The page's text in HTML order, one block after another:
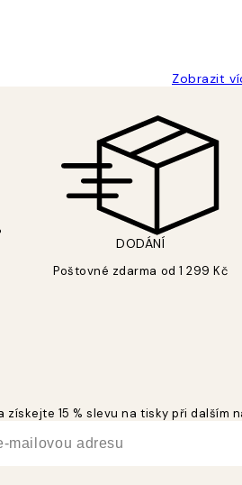
Zobrazit
DODÁNÍ
Poštovné zdarma od 1 299 Kč
15 % slevu na tisky při dalším